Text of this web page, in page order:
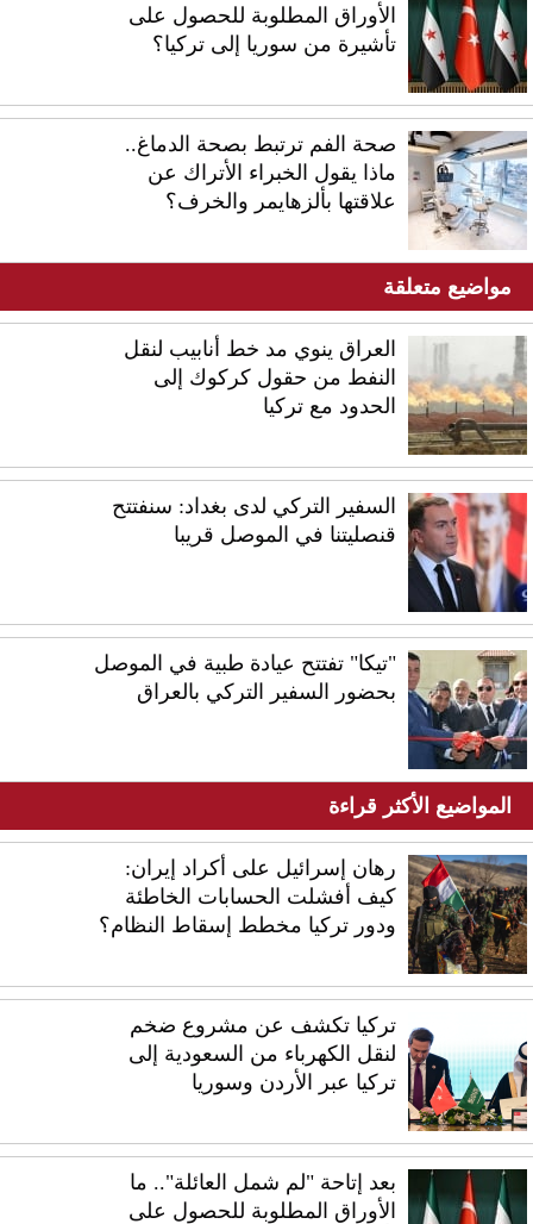
الأوراق المطلوبة للحصول على
تأشيرة من سوريا إلى تركيا؟
صحة الفم ترتبط بصحة الدماغ..
ماذا يقول الخبراء الأتراك عن
علاقتها بألزهايمر والخرف؟
مواضيع متعلقة
العراق ينوي مد خط أنابيب لنقل
النفط من حقول كركوك إلى
الحدود مع تركيا
السفير التركي لدى بغداد: سنفتتح
قنصليتنا في الموصل قريبا
"تيكا" تفتتح عيادة طبية في الموصل
بحضور السفير التركي بالعراق
المواضيع الأكثر قراءة
رهان إسرائيل على أكراد إيران:
كيف أفشلت الحسابات الخاطئة
ودور تركيا مخطط إسقاط النظام؟
تركيا تكشف عن مشروع ضخم
لنقل الكهرباء من السعودية إلى
تركيا عبر الأردن وسوريا
بعد إتاحة "لم شمل العائلة".. ما
الأوراق المطلوبة للحصول على